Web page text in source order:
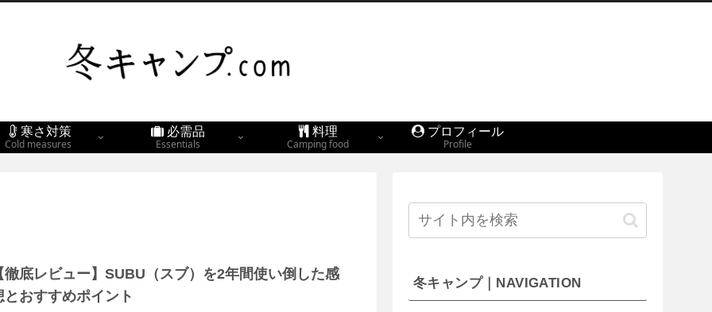
寒さ対策
Cold measures
必需品
Essentials
料理
Camping food
プロフィール
Profile
徹底レビュー】SUBU（スブ）を2年間使い倒した感
とおすすめポイント
冬キャンプ｜NAVIGATION